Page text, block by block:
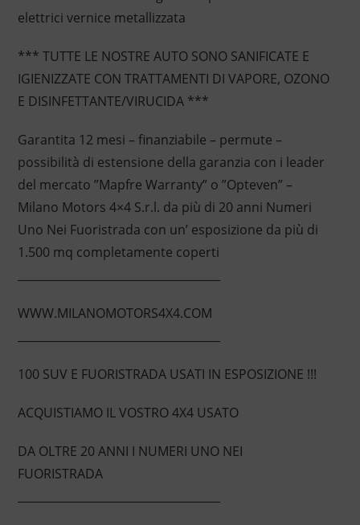
elettrici vernice metallizzata
*** TUTTE LE NOSTRE AUTO SONO SANIFICATE E
IGIENIZZATE CON TRATTAMENTI DI VAPORE, OZONO
E DISINFETTANTE/VIRUCIDA ***
Garantita 12 mesi – finanziabile – permute –
possibilità di estensione della garanzia con i leader
del mercato ”Mapfre Warranty” o ”Opteven” –
Milano Motors 4×4 S.r.l. da più di 20 anni Numeri
Uno Nei Fuoristrada con un’ esposizione da più di
1.500 mq completamente coperti
WWW.MILANOMOTORS4X4.COM
100 SUV E FUORISTRADA USATI IN ESPOSIZIONE !!!
ACQUISTIAMO IL VOSTRO 4X4 USATO
DA OLTRE 20 ANNI I NUMERI UNO NEI
FUORISTRADA